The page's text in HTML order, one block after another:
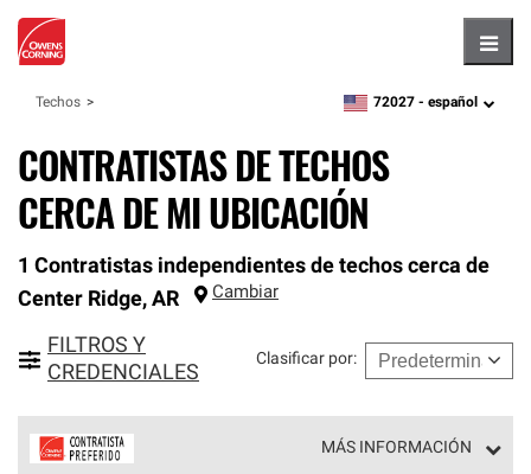
Techos zipcode,language
72027 - español
CONTRATISTAS DE TECHOS
CERCA DE MI UBICACIÓN
1 Contratistas independientes de techos cerca de
Center Ridge, AR Cambiar
FILTROS Y
CREDENCIALES
Clasificar por:
MÁS INFORMACIÓN